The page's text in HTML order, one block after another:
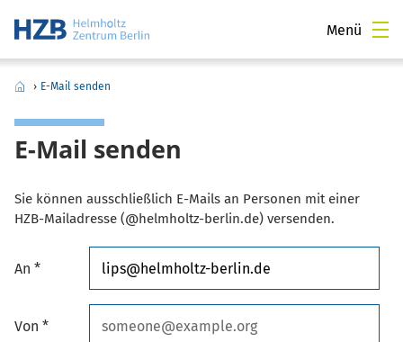
Menü
› E-Mail senden
E-Mail senden
Sie können ausschließlich E-Mails an Personen mit einer
HZB-Mailadresse (@helmholtz-berlin.de) versenden.
An *
Von *